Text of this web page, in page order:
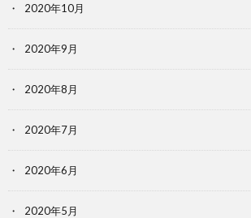
2020年10月
2020年9月
2020年8月
2020年7月
2020年6月
2020年5月